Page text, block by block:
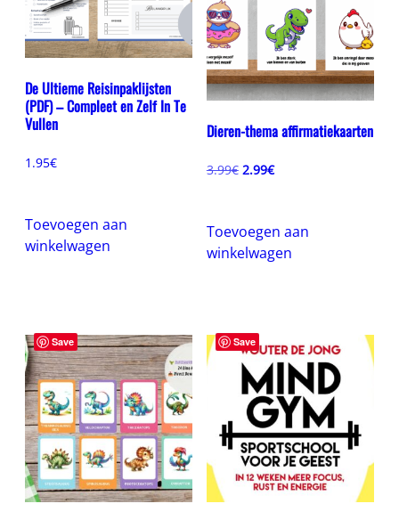
De Ultieme Reisinpaklijsten
(PDF) – Compleet en Zelf In Te
Vullen
1.95€
Toevoegen aan
winkelwagen
Dieren-thema affirmatiekaarten
3.99€ Oorspronkelijke
2.99€Huidige
Toevoegen aan
winkelwagen
Save Save